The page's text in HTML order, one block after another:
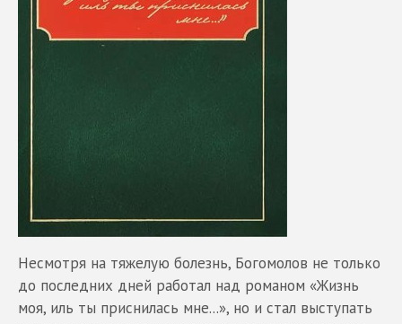
Несмотря на тяжелую болезнь, Богомолов не только
до последних дней работал над романом «Жизнь
моя, иль ты приснилась мне...», но и стал выступать